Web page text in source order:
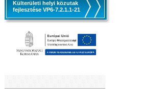
Külterületi helyi közutak
fejlesztése VP6-7.2.1.1-21